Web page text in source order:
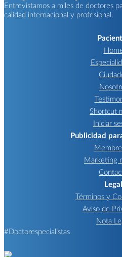
Entrevistamos a miles de doctores
calidad internacional y profesional.
Shortcut
Iniciar
Publicidad
Marketing
Legal
Términos y
Aviso de
Nota
#Doctorespecialistas